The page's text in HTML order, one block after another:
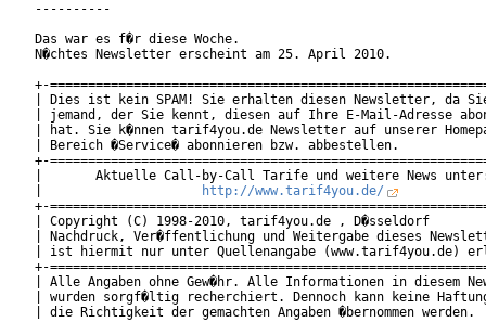
----------
Das war es f�r diese Woche.
N�chtes Newsletter erscheint am 25. April 2010.
+-
| Dies ist kein SPAM! Sie erhalten diesen Newsletter, da
| jemand, der Sie kennt, diesen auf Ihre E-Mail-Adresse
| hat. Sie k�nnen tarif4you.de Newsletter auf unserer
| Bereich �Service� abonnieren bzw. abbestellen.
+-
|       Aktuelle Call-by-Call Tarife und weitere News
http://www.tarif4you.de/
+-
| Copyright (C) 1998-2010, tarif4you.de , D�sseldorf
| Nachdruck, Ver�ffentlichung und Weitergabe dieses
| ist hiermit nur unter Quellenangabe (www.tarif4you.de)
+-
| Alle Angaben ohne Gew�hr. Alle Informationen in diesem
| wurden sorgf�ltig recherchiert. Dennoch kann keine
| die Richtigkeit der gemachten Angaben �bernommen